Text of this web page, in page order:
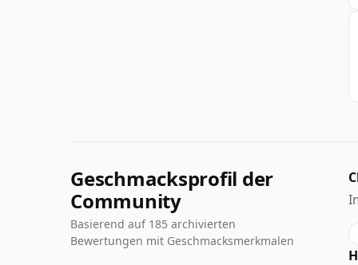
Geschmacksprofil der
Community
Basierend auf 185 archivierten
Bewertungen mit Geschmacksmerkmalen